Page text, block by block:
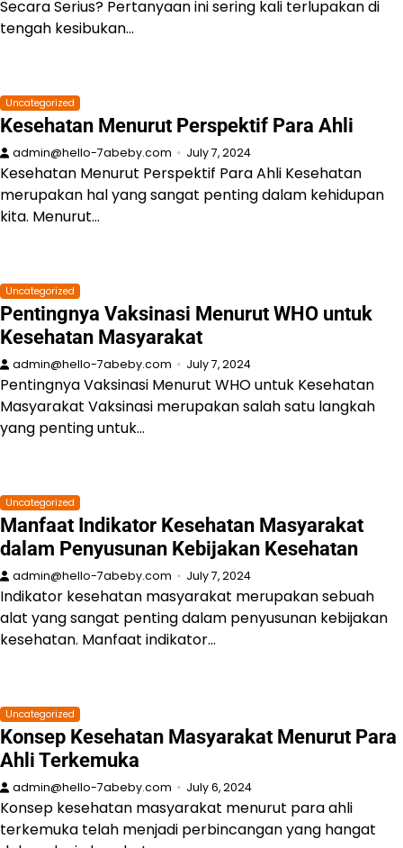
Secara Serius? Pertanyaan ini sering kali terlupakan di
tengah kesibukan…
Uncategorized
Kesehatan Menurut Perspektif Para Ahli
admin@hello-7abeby.com July 7, 2024
Kesehatan Menurut Perspektif Para Ahli Kesehatan
merupakan hal yang sangat penting dalam kehidupan
kita. Menurut…
Uncategorized
Pentingnya Vaksinasi Menurut WHO untuk
Kesehatan Masyarakat
admin@hello-7abeby.com July 7, 2024
Pentingnya Vaksinasi Menurut WHO untuk Kesehatan
Masyarakat Vaksinasi merupakan salah satu langkah
yang penting untuk…
Uncategorized
Manfaat Indikator Kesehatan Masyarakat
dalam Penyusunan Kebijakan Kesehatan
admin@hello-7abeby.com July 7, 2024
Indikator kesehatan masyarakat merupakan sebuah
alat yang sangat penting dalam penyusunan kebijakan
kesehatan. Manfaat indikator…
Uncategorized
Konsep Kesehatan Masyarakat Menurut Para
Ahli Terkemuka
admin@hello-7abeby.com July 6, 2024
Konsep kesehatan masyarakat menurut para ahli
terkemuka telah menjadi perbincangan yang hangat